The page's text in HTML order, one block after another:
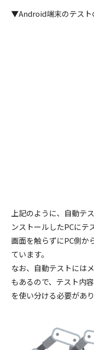
▼Android端末のテスト
上記のように、自動テ
ンストールしたPCにテ
画面を触らずにPC側か
ています。
なお、自動テストには
もあるので、テスト内
を使い分ける必要があり